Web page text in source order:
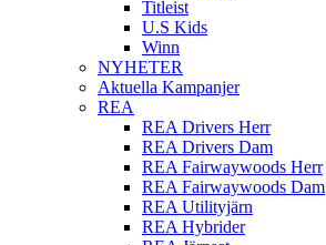
Titleist
U.S Kids
Winn
NYHETER
Aktuella Kampanjer
REA
REA Drivers Herr
REA Drivers Dam
REA Fairwaywoods Herr
REA Fairwaywoods Dam
REA Utilityjärn
REA Hybrider